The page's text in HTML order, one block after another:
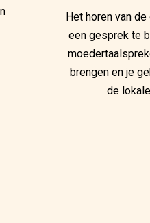
Het horen van
een gesprek te
brengen en je
de